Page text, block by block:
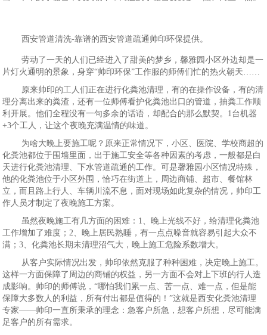
西安管道清洗-靠谱的西安管道疏通帅印环保提供。
劳动了一天的人们已经进入了甜美的梦乡，馨雅园小区外边却是一
片灯火通明的景象，身穿“帅印环保”工作服的师傅们忙的热火朝天……
原来帅印的工人们正在进行化粪池清理，有的在操作设备，有的清
理分离出来的粪渣，还有一位师傅看护化粪池出口的管道，抽粪工作顺
利开展。他们全程没有一句多余的话语，却配合的那么默契。1台机器
+3个工人，让这个夜晚充满温情的味道。
为啥大晚上要施工呢？原来正常情况下，小区、医院、学校商超的
化粪池都位于围墙里面，出于施工安全等各种因素的考虑，一般都是白
天进行化粪池清理、下水管道疏通的工作。可是馨雅园小区情况特殊，
他的化粪池位于小区外围，恰巧在街道上，周边商铺、超市、餐馆林
立，而且路上行人、车辆川流不息，面对现场如此复杂的情况，帅印工
作人员才制定了夜晚施工方案。
虽然夜晚施工有几方面的困难：1、晚上光线不好，给清理化粪池
工作增加了难度；2、晚上居民熟睡，有一点点噪音就容易引起大众不
满；3、化粪池长期未清理沼气大，晚上施工危险系数增大。
从客户实际情况出发，帅印依然克服了种种困难，决定晚上施工。
这样一方面保障了周边的商铺的权益，另一方面不会对上下班的行人造
成影响。帅印的师傅说，“哪怕我们累一点、苦一点、难一点，但是能
保障大多数人的利益，所有付出都是值得的！”这就是西安化粪池清理
专家——帅印一直所秉承的理念：急客户所急，想客户所想，尽可能满
足客户的所有需求。